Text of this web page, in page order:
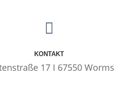

KONTAKT
17 I 67550 Worms